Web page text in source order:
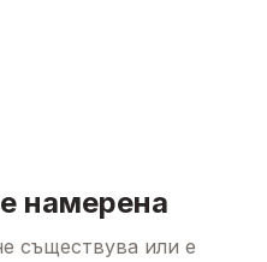
намерена
съществува или е